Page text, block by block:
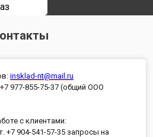
insklad-nt@mail.ru
+7 977-855-75-37 (общий ООО
с клиентами:
+7 904-541-57-35 запросы на